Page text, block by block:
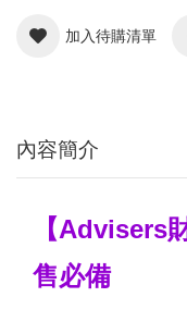
加入待購清單
內容簡介
【Advisers
售必備